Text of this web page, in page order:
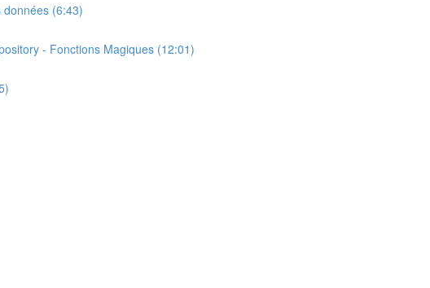
(6:43)
- Fonctions Magiques (12:01)